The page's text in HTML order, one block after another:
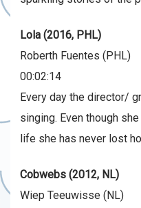
Lola (2016, PHL)
Roberth Fuentes (PHL)
00:02:14
Every day the director/
singing. Even though
life she has never lost
Cobwebs (2012, NL)
Wiep Teeuwisse (NL)